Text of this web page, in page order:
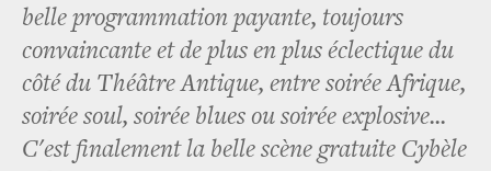
belle programmation payante, toujours
convaincante et de plus en plus éclectique du
côté du Théâtre Antique, entre soirée Afrique,
soirée soul, soirée blues ou soirée explosive...
C'est finalement la belle scène gratuite Cybèle